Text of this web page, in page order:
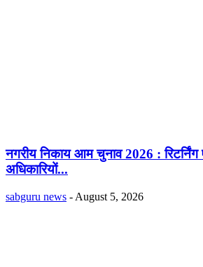
नगरीय निकाय आम चुनाव 2026 : रिटर्निंग
अधिकारियों...
sabguru news - August 5, 2026